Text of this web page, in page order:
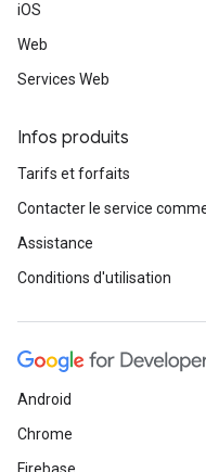
iOS
Web
Services Web
Infos produits
Tarifs et forfaits
Contacter le service
Assistance
Conditions d'utilisation
Android
Chrome